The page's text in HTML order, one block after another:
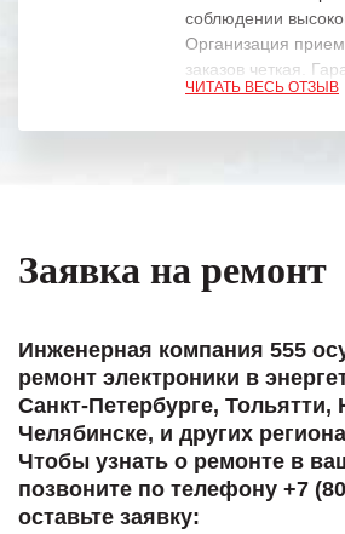
соблюдении
Организация
заказов четкая.
обязательства
Особенно хочется
персонала Вашей
готовность
ситуациях.
Мы высоко ценим
между нашими
и доверительные
отношения и
ЧИТАТЬ ВЕСЬ ОТЗЫВ
Заявка на ремонт
Инженерная компания 555
ремонт электроники в
Санкт-Петербурге, Тольятти,
Челябинске, и других
Чтобы узнать о ремонте в
позвоните по телефону +7
оставьте заявку: